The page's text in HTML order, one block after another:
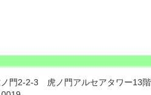
門2-2-3 虎ノ門アルセアタワー13